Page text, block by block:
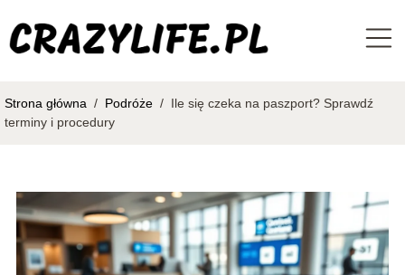
Strona główna / Podróże / Ile się czeka na paszport? Sprawdź
terminy i procedury